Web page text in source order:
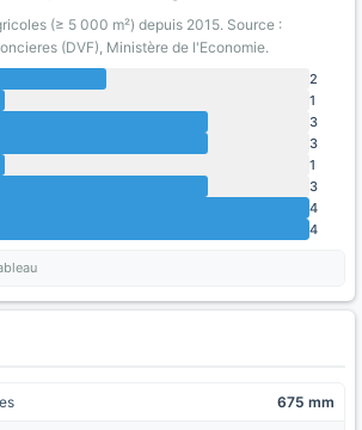
(≥ 5 000 m²) depuis 2015. Source :
(DVF), Ministère de l'Economie.
2
1
3
3
1
3
4
4
675 mm